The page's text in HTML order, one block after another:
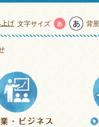
げ 文字サイズ 背